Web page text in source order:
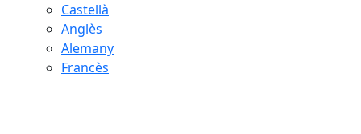
Castellà
Anglès
Alemany
Francès